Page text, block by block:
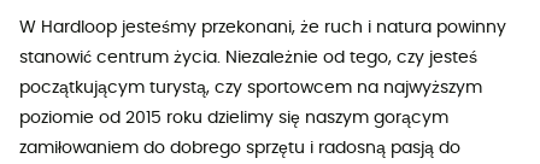
W Hardloop jesteśmy przekonani, że ruch i natura powinny
stanowić centrum życia. Niezależnie od tego, czy jesteś
początkującym turystą, czy sportowcem na najwyższym
poziomie od 2015 roku dzielimy się naszym gorącym
zamiłowaniem do dobrego sprzętu i radosną pasją do